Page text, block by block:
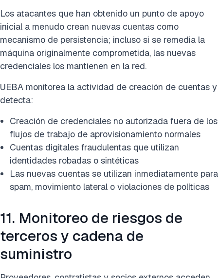
Los atacantes que han obtenido un punto de apoyo
inicial a menudo crean nuevas cuentas como
mecanismo de persistencia; incluso si se remedia la
máquina originalmente comprometida, las nuevas
credenciales los mantienen en la red.
UEBA monitorea la actividad de creación de cuentas y
detecta:
Creación de credenciales no autorizada fuera de los
flujos de trabajo de aprovisionamiento normales
Cuentas digitales fraudulentas que utilizan
identidades robadas o sintéticas
Las nuevas cuentas se utilizan inmediatamente para
spam, movimiento lateral o violaciones de políticas
11. Monitoreo de riesgos de
terceros y cadena de
suministro